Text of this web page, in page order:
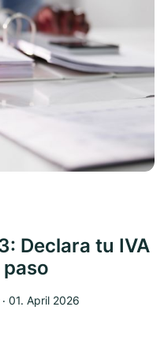
Declara tu IVA
‧ 01. April 2026